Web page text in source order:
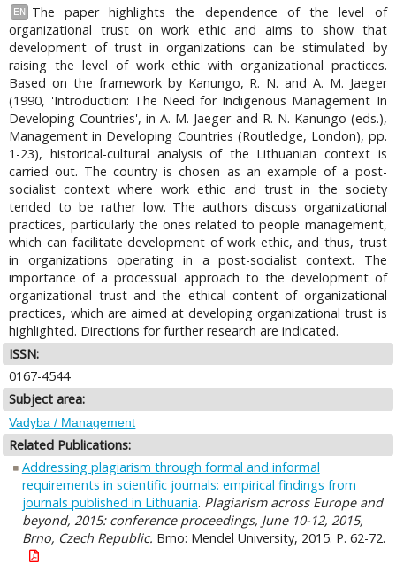
EN
The paper highlights the dependence of the level of
organizational trust on work ethic and aims to show that
development of trust in organizations can be stimulated by
raising the level of work ethic with organizational practices.
Based on the framework by Kanungo, R. N. and A. M. Jaeger
(1990, 'Introduction: The Need for Indigenous Management In
Developing Countries', in A. M. Jaeger and R. N. Kanungo (eds.),
Management in Developing Countries (Routledge, London), pp.
1-23), historical-cultural analysis of the Lithuanian context is
carried out. The country is chosen as an example of a post-
socialist context where work ethic and trust in the society
tended to be rather low. The authors discuss organizational
practices, particularly the ones related to people management,
which can facilitate development of work ethic, and thus, trust
in organizations operating in a post-socialist context. The
importance of a processual approach to the development of
organizational trust and the ethical content of organizational
practices, which are aimed at developing organizational trust is
highlighted. Directions for further research are indicated.
ISSN:
0167-4544
Subject area:
Vadyba / Management
Related Publications:
Addressing plagiarism through formal and informal
requirements in scientific journals: empirical findings from
journals published in Lithuania. Plagiarism across Europe and
beyond, 2015: conference proceedings, June 10-12, 2015,
Brno, Czech Republic. Brno: Mendel University, 2015. P. 62-72.